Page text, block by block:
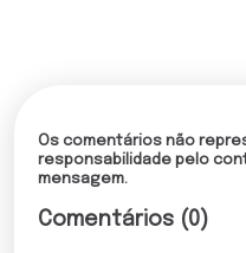
Os comentários não
responsabilidade pelo
mensagem.
Comentários (0)